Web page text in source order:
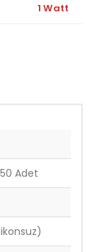
1 Watt
Adet